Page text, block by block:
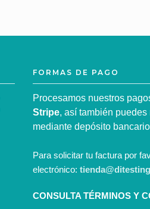
FORMAS DE PAGO
Procesamos nuestros
Stripe, así también
mediante depósito
Para solicitar tu factura por
electrónico:
CONSULTA TÉRMINOS Y